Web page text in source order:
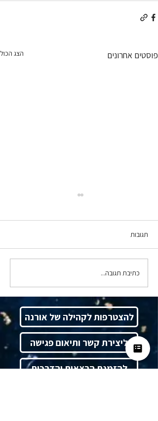
פוסטים אחרונים הצג הכול
סרנדיפיטי, ולא במקרה - ד"ר
תמרה טילמן מארחת את רו"ח
אורנה צח
תגובות
כתיבת תגובה...
להצטרפות לקהילה של אורנה
ליצירת קשר ותיאום פגישה
להזמנת הרצאות והדרכות